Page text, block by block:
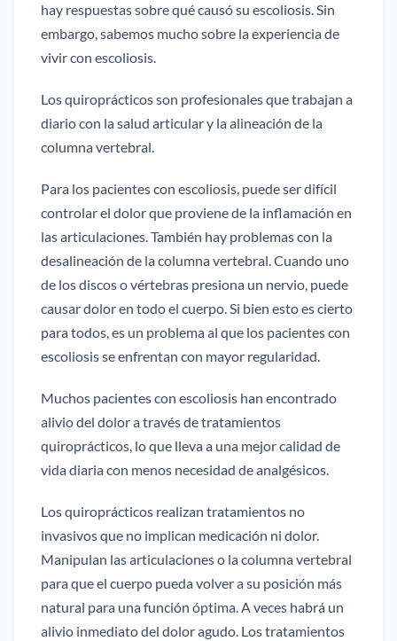
hay respuestas sobre qué causó su escoliosis. Sin
embargo, sabemos mucho sobre la experiencia de
vivir con escoliosis.
Los quiroprácticos son profesionales que trabajan a
diario con la salud articular y la alineación de la
columna vertebral.
Para los pacientes con escoliosis, puede ser difícil
controlar el dolor que proviene de la inflamación en
las articulaciones. También hay problemas con la
desalineación de la columna vertebral. Cuando uno
de los discos o vértebras presiona un nervio, puede
causar dolor en todo el cuerpo. Si bien esto es cierto
para todos, es un problema al que los pacientes con
escoliosis se enfrentan con mayor regularidad.
Muchos pacientes con escoliosis han encontrado
alivio del dolor a través de tratamientos
quiroprácticos, lo que lleva a una mejor calidad de
vida diaria con menos necesidad de analgésicos.
Los quiroprácticos realizan tratamientos no
invasivos que no implican medicación ni dolor.
Manipulan las articulaciones o la columna vertebral
para que el cuerpo pueda volver a su posición más
natural para una función óptima. A veces habrá un
alivio inmediato del dolor agudo. Los tratamientos